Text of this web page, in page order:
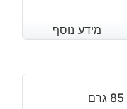
מידע נוסף
מידע נוסף